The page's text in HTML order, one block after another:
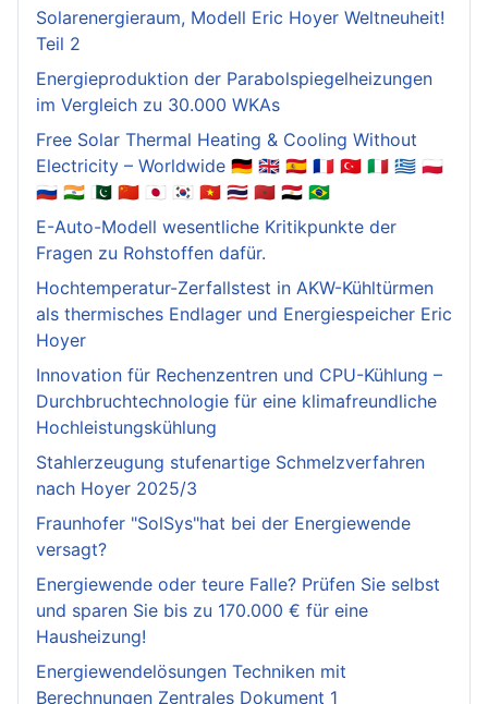
Solarenergieraum, Modell Eric Hoyer Weltneuheit!
Teil 2
Energieproduktion der Parabolspiegelheizungen
im Vergleich zu 30.000 WKAs
Free Solar Thermal Heating & Cooling Without
Electricity – Worldwide 🇩🇪 🇬🇧 🇪🇸 🇫🇷 🇹🇷 🇮🇹 🇬🇷 🇵🇱
🇷🇺 🇮🇳 🇵🇰 🇨🇳 🇯🇵 🇰🇷 🇻🇳 🇹🇭 🇲🇦 🇪🇬 🇧🇷
E-Auto-Modell wesentliche Kritikpunkte der
Fragen zu Rohstoffen dafür.
Hochtemperatur-Zerfallstest in AKW-Kühltürmen
als thermisches Endlager und Energiespeicher Eric
Hoyer
Innovation für Rechenzentren und CPU-Kühlung –
Durchbruchtechnologie für eine klimafreundliche
Hochleistungskühlung
Stahlerzeugung stufenartige Schmelzverfahren
nach Hoyer 2025/3
Fraunhofer "SolSys"hat bei der Energiewende
versagt?
Energiewende oder teure Falle? Prüfen Sie selbst
und sparen Sie bis zu 170.000 € für eine
Hausheizung!
Energiewendelösungen Techniken mit
Berechnungen Zentrales Dokument 1